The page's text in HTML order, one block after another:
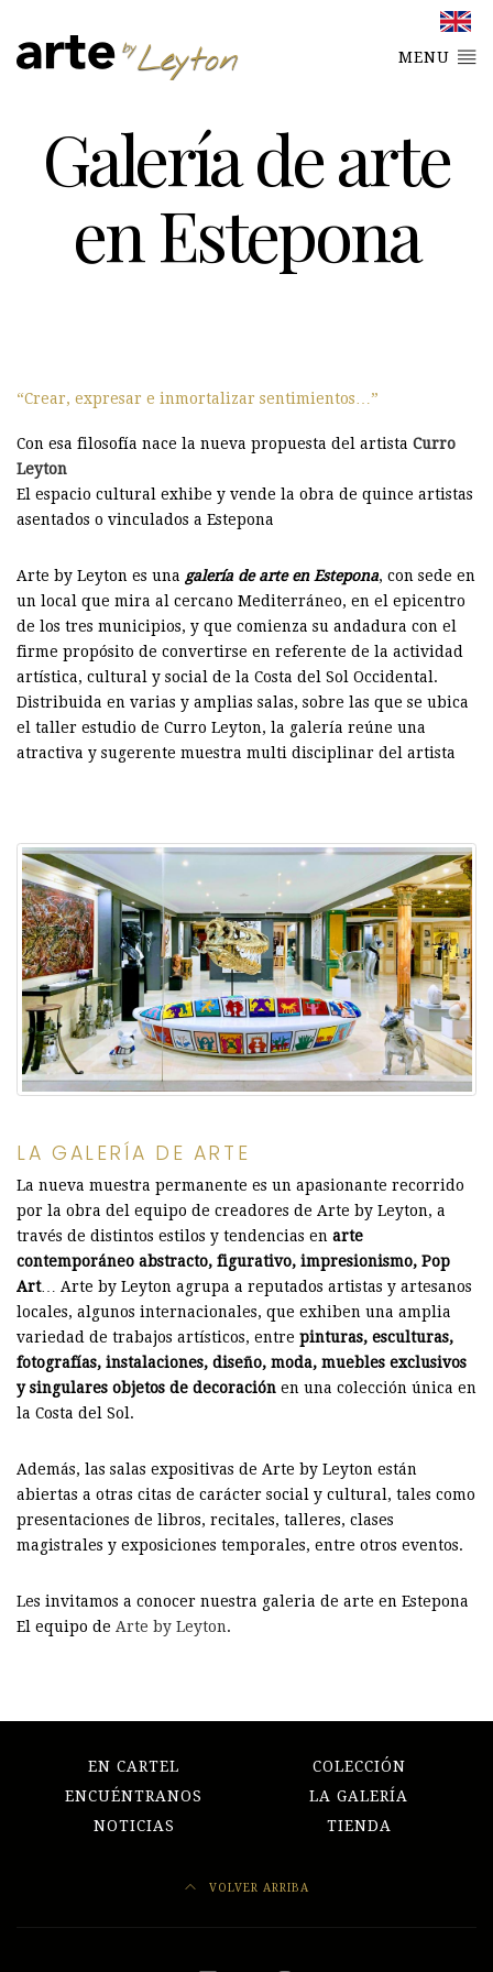
MENU
Galería de arte
en Estepona
Crear, expresar e inmortalizar sentimientos…
Con esa filosofía nace la nueva propuesta del artista Curro
Leyton
El espacio cultural exhibe y vende la obra de quince artistas
asentados o vinculados a Estepona
Arte by Leyton es una galería de arte en Estepona, con sede en
un local que mira al cercano Mediterráneo, en el epicentro
de los tres municipios, y que comienza su andadura con el
firme propósito de convertirse en referente de la actividad
artística, cultural y social de la Costa del Sol Occidental.
Distribuida en varias y amplias salas, sobre las que se ubica
el taller estudio de Curro Leyton, la galería reúne una
atractiva y sugerente muestra multi disciplinar del artista
LA GALERÍA DE ARTE
La nueva muestra permanente es un apasionante recorrido
por la obra del equipo de creadores de Arte by Leyton, a
través de distintos estilos y tendencias en arte
contemporáneo abstracto, figurativo, impresionismo, Pop
Art… Arte by Leyton agrupa a reputados artistas y artesanos
locales, algunos internacionales, que exhiben una amplia
variedad de trabajos artísticos, entre pinturas, esculturas,
fotografías, instalaciones, diseño, moda, muebles exclusivos
y singulares objetos de decoración en una colección única en
la Costa del Sol.
Además, las salas expositivas de Arte by Leyton están
abiertas a otras citas de carácter social y cultural, tales como
presentaciones de libros, recitales, talleres, clases
magistrales y exposiciones temporales, entre otros eventos.
Les invitamos a conocer nuestra galeria de arte en Estepona
El equipo de Arte by Leyton.
EN CARTEL
COLECCIÓN
ENCUÉNTRANOS
LA GALERÍA
NOTICIAS
TIENDA
VOLVER ARRIBA